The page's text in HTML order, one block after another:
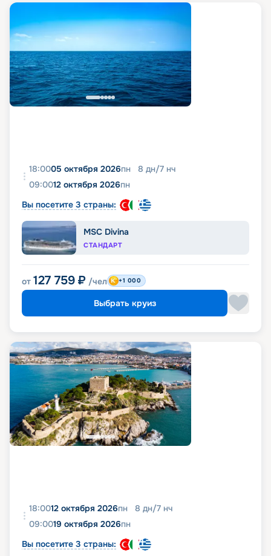
18:0005 октября 2026пн 8 дн/7 нч
09:0012 октября 2026пн
Вы посетите 3 страны:
MSC Divina
СТАНДАРТ
от 127 759 ₽ /чел +1 000
Выбрать круиз
18:0012 октября 2026пн 8 дн/7 нч
09:0019 октября 2026пн
Вы посетите 3 страны: